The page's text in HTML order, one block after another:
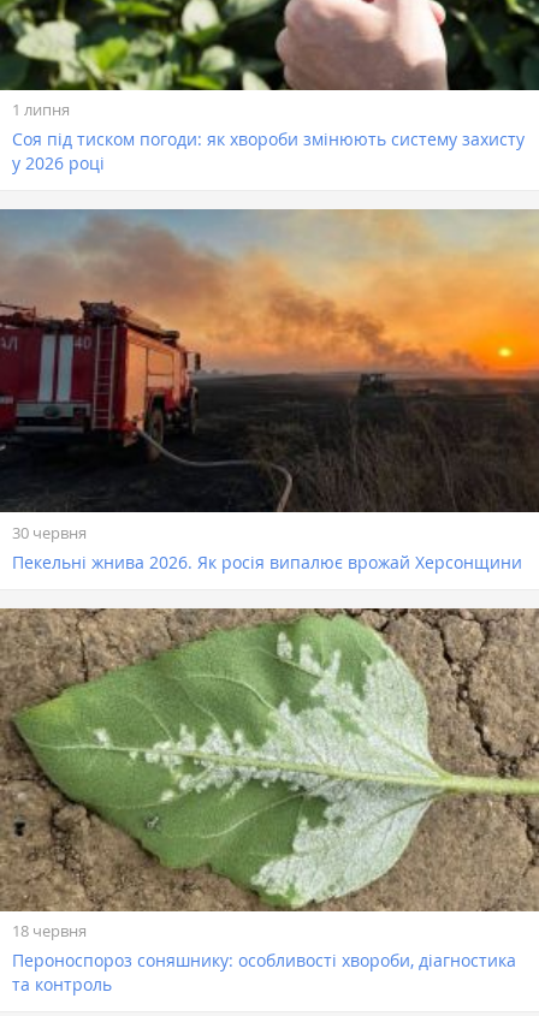
1 липня
Соя під тиском погоди: як хвороби змінюють систему захисту
у 2026 році
30 червня
Пекельні жнива 2026. Як росія випалює врожай Херсонщини
18 червня
Пероноспороз соняшнику: особливості хвороби, діагностика
та контроль